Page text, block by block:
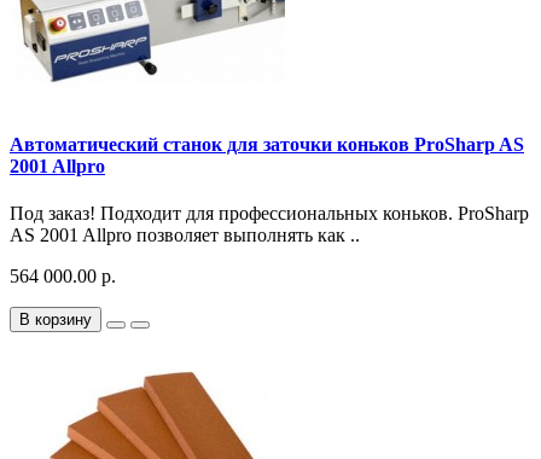
Автоматический станок для заточки коньков ProSharp AS
2001 Allpro
Под заказ! Подходит для профессиональных коньков. ProSharp
AS 2001 Allpro позволяет выполнять как ..
564 000.00 р.
В корзину